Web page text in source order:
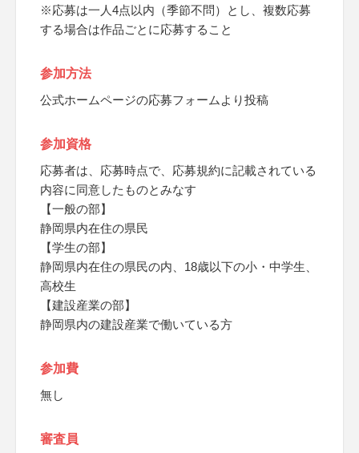
※応募は一人4点以内（季節不問）とし、複数応募
する場合は作品ごとに応募すること
参加方法
公式ホームページの応募フォームより投稿
参加資格
応募者は、応募時点で、応募規約に記載されている
内容に同意したものとみなす
【一般の部】
静岡県内在住の県民
【学生の部】
静岡県内在住の県民の内、18歳以下の小・中学生、
高校生
【建設産業の部】
静岡県内の建設産業で働いている方
参加費
無し
審査員